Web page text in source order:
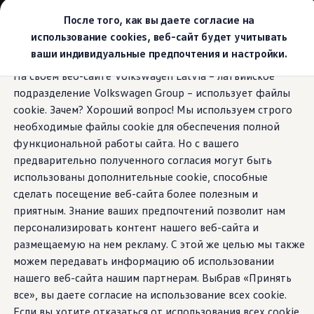
После того, как вы даете согласие на
использование cookies, веб-сайт будет учитывать
ваши индивидуальные предпочтения и настройки.
На своем веб-сайте Volkswagen Latvia – латвийское
подразделение Volkswagen Group – использует файлы
cookie. Зачем? Хороший вопрос! Мы используем строго
необходимые файлы cookie для обеспечения полной
функциональной работы сайта. Но с вашего
предварительно полученного согласия могут быть
использованы дополнительные cookie, способные
сделать посещение веб-сайта более полезным и
приятным. Знание ваших предпочтений позволит нам
персонализировать контент нашего веб-сайта и
размещаемую на нем рекламу. С этой же целью мы также
можем передавать информацию об использовании
нашего веб-сайта нашим партнерам. Выбрав «Принять
все», вы даете согласие на использование всех cookie.
Если вы хотите отказаться от использования всех cookie,
основному
содержанию
нижнему
колонтитулу
Выбери свой Volkswagen
Модельный ряд
Новый ID.Cross
Открой для себя семейство внедорожников
Предложения и услуги
Юбилейное предложение
Автомобильный онлайн-магазин Volkswagen
Обмен автомобилей
Лизинг Volkswagen
Гарантия
Бесплатная регистрация для вашего нового
Взаимодействие в сети простыми словами
VW Connect
Активация
Все службы
VW Connect для Вашего ID.
Обновления (Upgrades)
Car-Net
App-Connect
Fleet Interface Data
O Volkswagen
Получи больше
Владельцы и услуги
Голосовой помощник
Скажите«Привет!»
своемуTiguan.